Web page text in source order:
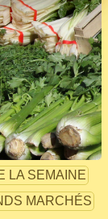
LA SEMAINE
MARCHÉS